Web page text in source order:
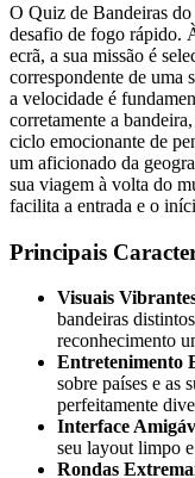
O Quiz de Bandeiras
desafio de fogo rápido.
ecrã, a sua missão é
correspondente de uma
a velocidade é
corretamente a
ciclo emocionante de
um aficionado da
sua viagem à volta do
facilita a entrada e o
Principais
Visuais
bandeiras
reconhecimento
Entretenimento
sobre países e as
perfeitamente
Interface
seu layout limpo
Rondas